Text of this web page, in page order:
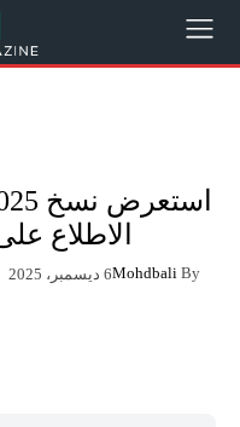
الاطلاع
By
Mohdbali6 ديسمبر، 2025